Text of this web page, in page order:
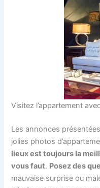
Visitez l’appartement
Les annonces
jolies photos
lieux est toujours la
vous faut. Posez des
mauvaise surprise ou